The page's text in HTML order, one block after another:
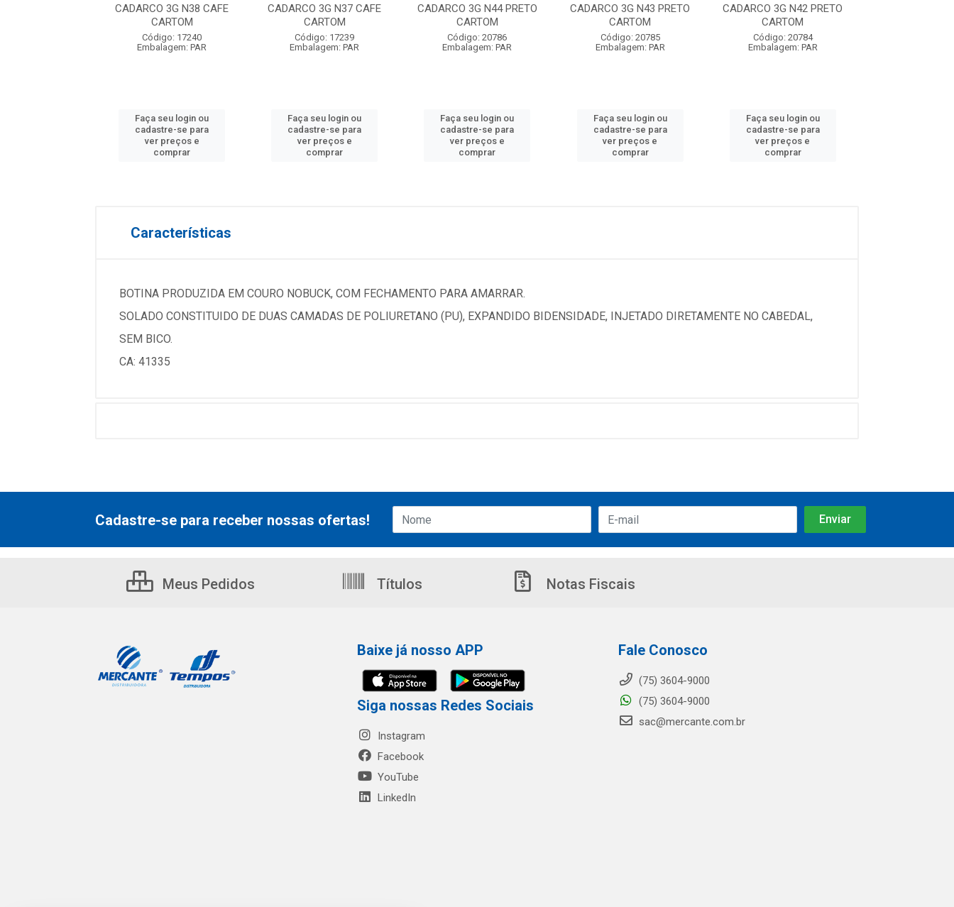
CADARCO 3G N38 CAFE
CARTOM
Código: 17240
Embalagem: PAR
Faça seu login ou
cadastre-se para
ver preços e
comprar
CADARCO 3G N37 CAFE
CARTOM
Código: 17239
Embalagem: PAR
Faça seu login ou
cadastre-se para
ver preços e
comprar
CADARCO 3G N44 PRETO
CARTOM
Código: 20786
Embalagem: PAR
Faça seu login ou
cadastre-se para
ver preços e
comprar
CADARCO 3G N43 PRETO
CARTOM
Código: 20785
Embalagem: PAR
Faça seu login ou
cadastre-se para
ver preços e
comprar
CADARCO 3G N42 PRETO
CARTOM
Código: 20784
Embalagem: PAR
Faça seu login ou
cadastre-se para
ver preços e
comprar
Características
BOTINA PRODUZIDA EM COURO NOBUCK, COM FECHAMENTO PARA AMARRAR.
SOLADO CONSTITUIDO DE DUAS CAMADAS DE POLIURETANO (PU), EXPANDIDO BIDENSIDADE, INJETADO DIRETAMENTE NO CABEDAL,
SEM BICO.
CA: 41335
Cadastre-se para receber nossas ofertas!
Meus Pedidos Títulos Notas Fiscais
Baixe já nosso APP
Siga nossas Redes Sociais
Instagram
Facebook
YouTube
LinkedIn
Fale Conosco
(75) 3604-9000
(75) 3604-9000
sac@mercante.com.br